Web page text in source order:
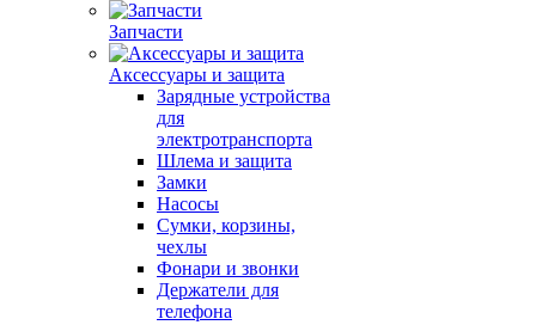
Запчасти
Аксессуары и защита
Зарядные устройства
для
электротранспорта
Шлема и защита
Замки
Насосы
Сумки, корзины,
чехлы
Фонари и звонки
Держатели для
телефона